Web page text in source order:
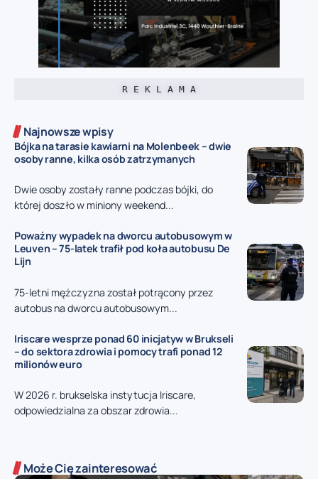
R E K L A M A
Najnowsze wpisy
Bójka na tarasie kawiarni na Molenbeek – dwie
osoby ranne, kilka osób zatrzymanych
Dwie osoby zostały ranne podczas bójki, do
której doszło w miniony weekend...
Poważny wypadek na dworcu autobusowym w
Leuven – 75-latek trafił pod koła autobusu De
Lijn
75-letni mężczyzna został potrącony przez
autobus na dworcu autobusowym...
Iriscare wesprze ponad 60 inicjatyw w Brukseli
– do sektora zdrowia i pomocy trafi ponad 12
milionów euro
W 2026 r. brukselska instytucja Iriscare,
odpowiedzialna za obszar zdrowia...
Może Cię zainteresować